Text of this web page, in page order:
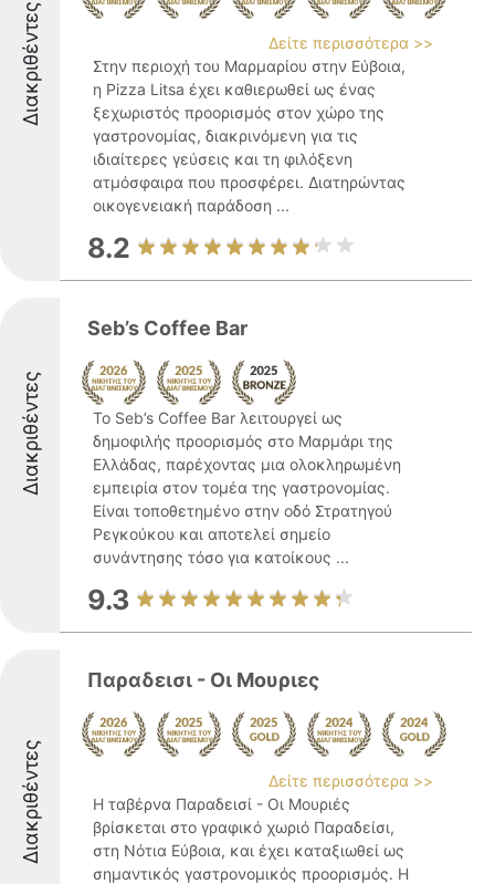
Διακριθέντες
Δείτε περισσότερα >>
Στην περιοχή του Μαρμαρίου στην Εύβοια,
η Pizza Litsa έχει καθιερωθεί ως ένας
ξεχωριστός προορισμός στον χώρο της
γαστρονομίας, διακρινόμενη για τις
ιδιαίτερες γεύσεις και τη φιλόξενη
ατμόσφαιρα που προσφέρει. Διατηρώντας
οικογενειακή παράδοση ...
8.2
Διακριθέντες
Seb’s Coffee Bar
Το Seb’s Coffee Bar λειτουργεί ως
δημοφιλής προορισμός στο Μαρμάρι της
Ελλάδας, παρέχοντας μια ολοκληρωμένη
εμπειρία στον τομέα της γαστρονομίας.
Είναι τοποθετημένο στην οδό Στρατηγού
Ρεγκούκου και αποτελεί σημείο
συνάντησης τόσο για κατοίκους ...
9.3
Διακριθέντες
Παραδεισι - Οι Μουριες
Δείτε περισσότερα >>
Η ταβέρνα Παραδεισί - Οι Μουριές
βρίσκεται στο γραφικό χωριό Παραδείσι,
στη Νότια Εύβοια, και έχει καταξιωθεί ως
σημαντικός γαστρονομικός προορισμός. Η